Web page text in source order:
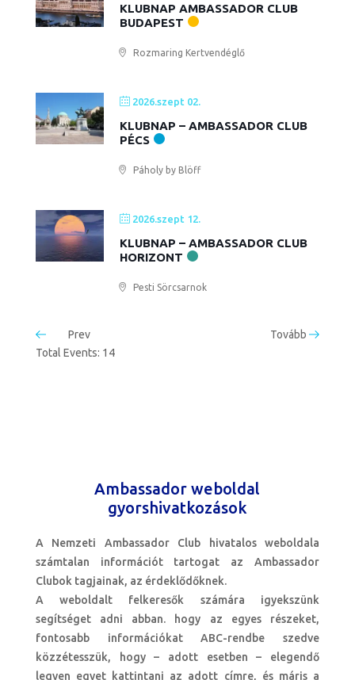
KLUBNAP AMBASSADOR CLUB
BUDAPEST
Rozmaring Kertvendéglő
2026.szept 02.
KLUBNAP – AMBASSADOR CLUB
PÉCS
Páholy by Blöff
2026.szept 12.
KLUBNAP – AMBASSADOR CLUB
HORIZONT
Pesti Sörcsarnok
Prev
Tovább
Total Events: 14
Ambassador weboldal
gyorshivatkozások
A Nemzeti Ambassador Club hivatalos weboldala
számtalan információt tartogat az Ambassador
Clubok tagjainak, az érdeklődőknek.
A weboldalt felkeresők számára igyekszünk
segítséget adni abban. hogy az egyes részeket,
fontosabb információkat ABC-rendbe szedve
közzétesszük, hogy – adott esetben – elegendő
legyen egyet kattintani az adott címre, és máris a